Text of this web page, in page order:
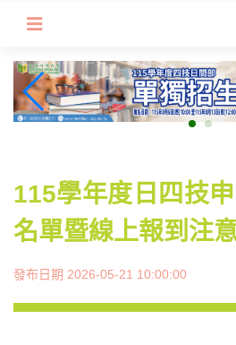
115學年度日四技
名單暨線上報到注
發布日期 2026-05-21 10:00:00